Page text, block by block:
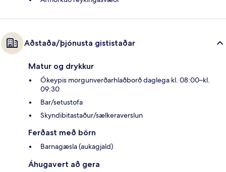
Aðstaða/þjónusta gististaðar
Matur og drykkur
Ókeypis morgunverðarhlaðborð daglega kl. 08:00–kl.
09:30
Bar/setustofa
Skyndibitastaður/sælkeraverslun
Ferðast með börn
Barnagæsla (aukagjald)
Áhugavert að gera